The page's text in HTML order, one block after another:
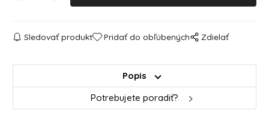
Sledovať produkt Pridať do obľúbených Zdielať
Popis
Potrebujete poradiť?